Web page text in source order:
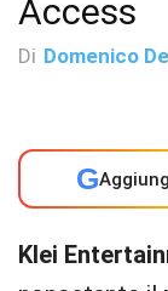
Access
Di Domenico
G
Klei